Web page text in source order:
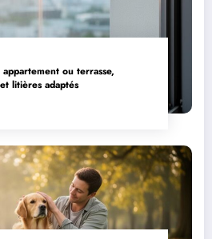
ou terrasse,
litières adaptés